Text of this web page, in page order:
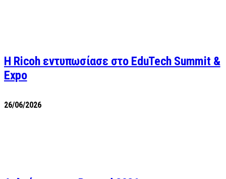
Η Ricoh εντυπωσίασε στο EduTech Summit &
Expo
26/06/2026